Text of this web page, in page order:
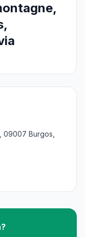
09007 Burgos,